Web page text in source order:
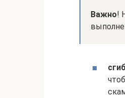
Важно!